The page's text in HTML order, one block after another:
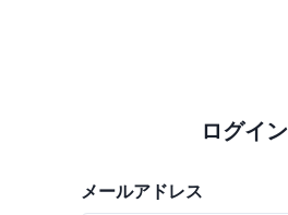
ログイン
メールアドレス